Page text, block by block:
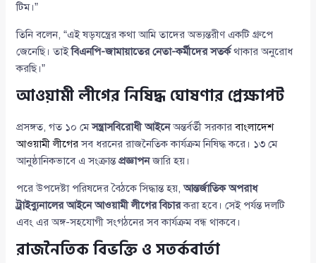
টিম।”
তিনি বলেন, “এই ষড়যন্ত্রের কথা আমি তাদের অভ্যন্তরীণ একটি গ্রুপে
জেনেছি। তাইবিএনপি-জামায়াতের নেতা-কর্মীদের সতর্কথাকার অনুরোধ
করছি।”
আওয়ামী লীগের নিষিদ্ধ ঘোষণার প্রেক্ষাপট
প্রসঙ্গত, গত ১০ মেসন্ত্রাসবিরোধী আইনেঅন্তর্বর্তী সরকারবাংলাদেশ
আওয়ামী লীগেরসব ধরনের রাজনৈতিক কার্যক্রম নিষিদ্ধ করে। ১৩ মে
আনুষ্ঠানিকভাবে এ সংক্রান্তপ্রজ্ঞাপনজারি হয়।
পরে উপদেষ্টা পরিষদের বৈঠকে সিদ্ধান্ত হয়,আন্তর্জাতিক অপরাধ
ট্রাইব্যুনালের আইনে আওয়ামী লীগের বিচারকরা হবে। সেই পর্যন্ত দলটি
এবং এর অঙ্গ-সহযোগী সংগঠনের সব কার্যক্রম বন্ধ থাকবে।
রাজনৈতিক বিভক্তি ও সতর্কবার্তা